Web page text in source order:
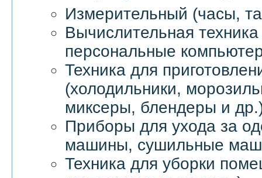
Измерительный (часы,
Вычислительная
персональные
Техника для
(холодильники,
миксеры, блендеры и
Приборы для ухода за
машины, сушильные
Техника для уборки